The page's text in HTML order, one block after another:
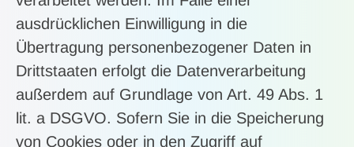
ausdrücklichen Einwilligung in die
Übertragung personenbezogener Daten in
Drittstaaten erfolgt die Datenverarbeitung
außerdem auf Grundlage von Art. 49 Abs. 1
lit. a DSGVO. Sofern Sie in die Speicherung
von Cookies oder in den Zugriff auf